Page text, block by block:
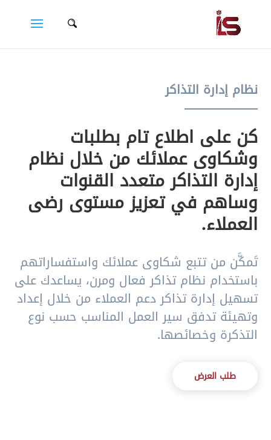
نظام إدارة التذاكر
كن على اطلاع تام بطلبات
وشكاوى عملائك من خلال نظام
إدارة التذاكر متعدد القنوات
وساهم في تعزيز مستوى رضى
العملاء.
تَمكَّن من تتبع شكاوى عملائك واستفساراتهم
باستخدام نظام تذاكر فعال ومرن، يساعدك على
تسهيل إدارة تذاكر دعم العملاء من خلال إعداد
وتهيئة تدفق سير العمل المناسب حسب نوع
التذكرة وخصائصها.
طلب العرض